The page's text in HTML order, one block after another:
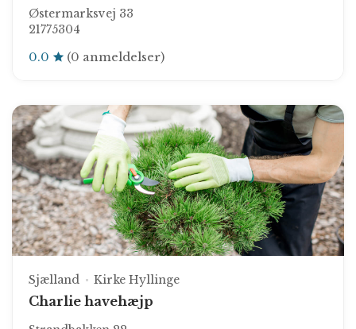
Østermarksvej 33
21775304
0.0 (0 anmeldelser)
Sjælland Kirke Hyllinge
Charlie havehæjp